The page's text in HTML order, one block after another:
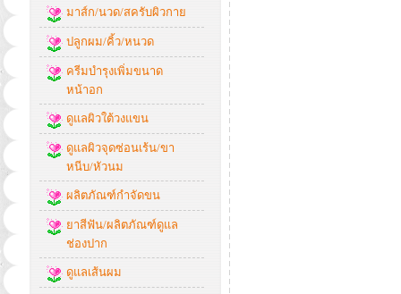
มาส์ก/นวด/สครับผิวกาย
ปลูกผม/คิ้ว/หนวด
ครีมบำรุงเพิ่มขนาด
หน้าอก
ดูแลผิวใต้วงแขน
ดูแลผิวจุดซ่อนเร้น/ขา
หนีบ/หัวนม
ผลิตภัณฑ์กำจัดขน
ยาสีฟัน/ผลิตภัณฑ์ดูแล
ช่องปาก
ดูแลเส้นผม